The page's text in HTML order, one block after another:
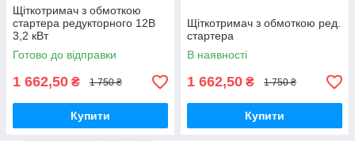
Щіткотримач з обмоткою
стартера редукторного 12В
3,2 кВт
Готово до відправки
1 662,50 ₴ 1 750 ₴
Купити
Щіткотримач з обмоткою ред.
стартера
В наявності
1 662,50 ₴ 1 750 ₴
Купити